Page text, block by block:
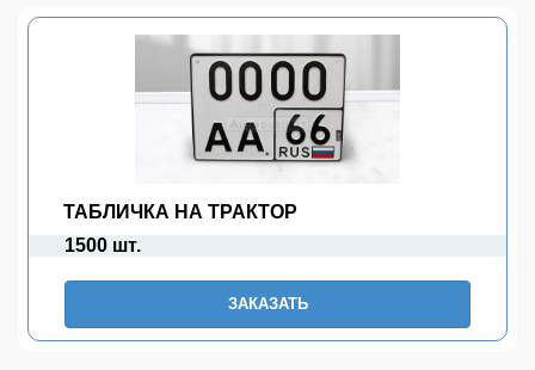
ТАБЛИЧКА НА ТРАКТОР
1500 шт.
ЗАКАЗАТЬ